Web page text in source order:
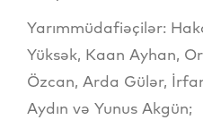
Yarımmüdafiəçilər:
Yüksək, Kaan Ayhan,
Özcan, Arda Gülər,
Aydın və Yunus Akgün;